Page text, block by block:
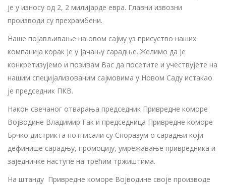
је у износу од 2, 2 милијарде евра. Главни извозни
производи су прехрамбени.
Наше појављивање на овом сајму уз присуство наших
компанија корак је у јачању сарадње. Желимо да је
конкретизујемо и позивам Вас да посетите и учествујете на
нашим специјализованим сајмовима у Новом Саду истакао
је председник ПКВ.
Након свечаног отварања председник Привредне коморе
Војводине Владимир Гак и председница Привредне коморе
Брчко дистрикта потписали су Споразум о сарадњи који
дефинише сарaдњу, промоцију, умрежавање привредника и
заједничке наступе на трећим тржиштима.
На штанду Привредне коморе Војводине своје производе